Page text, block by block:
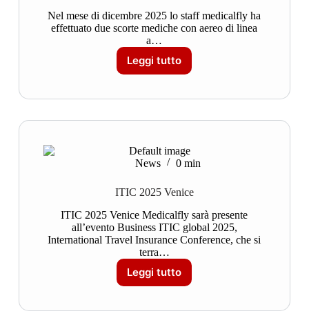
Nel mese di dicembre 2025 lo staff medicalfly ha
effettuato due scorte mediche con aereo di linea
a…
Leggi tutto
News 0 min
ITIC 2025 Venice
ITIC 2025 Venice Medicalfly sarà presente
all’evento Business ITIC global 2025,
International Travel Insurance Conference, che si
terra…
Leggi tutto